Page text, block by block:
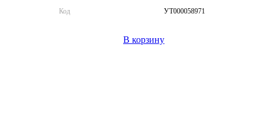
Код УТ000058971
В корзину